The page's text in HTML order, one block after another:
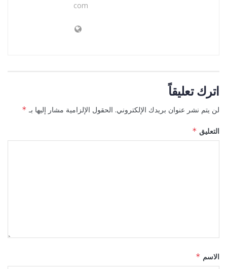
com
اترك تعليقاً
لن يتم نشر عنوان بريدك الإلكتروني. الحقول الإلزامية مشار إليها بـ *
التعليق *
الاسم *